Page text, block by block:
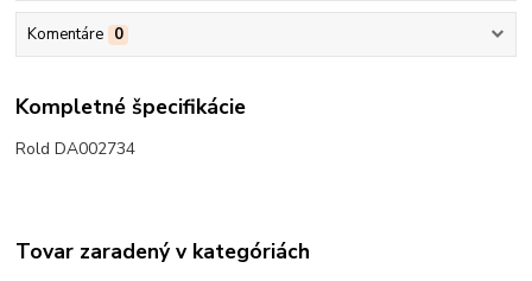
Komentáre 0
Kompletné špecifikácie
Rold DA002734
Tovar zaradený v kategóriách